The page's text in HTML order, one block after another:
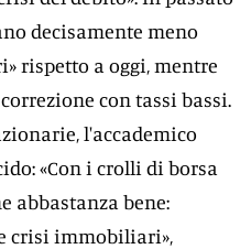
decisamente meno
rispetto a oggi, mentre
con tassi bassi.
l'accademico
«Con i crolli di borsa
abbastanza bene:
crisi immobiliari»,